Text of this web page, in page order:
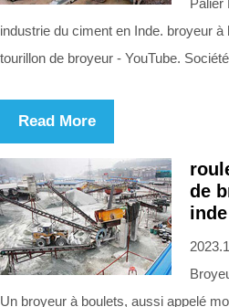
industrie du ciment en Inde. broyeur à
tourillon de broyeur - YouTube. Société
Read More
de
inde
Un broyeur à boulets, aussi appelé